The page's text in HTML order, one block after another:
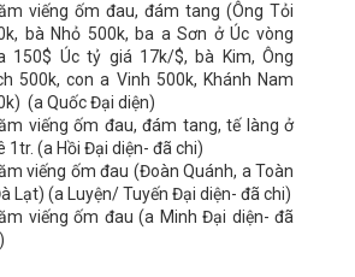
viếng ốm đau, đám tang (Ông Tỏi
bà Nhỏ 500k, ba a Sơn ở Úc vòng
150$ Úc tỷ giá 17k/$, bà Kim, Ông
500k, con a Vinh 500k, Khánh Nam
(a Quốc Đại diện)
viếng ốm đau, đám tang, tế làng ở
1tr. (a Hồi Đại diện- đã chi)
viếng ốm đau (Đoàn Quánh, a Toàn
Lạt) (a Luyện/ Tuyến Đại diện- đã chi)
viếng ốm đau (a Minh Đại diện- đã